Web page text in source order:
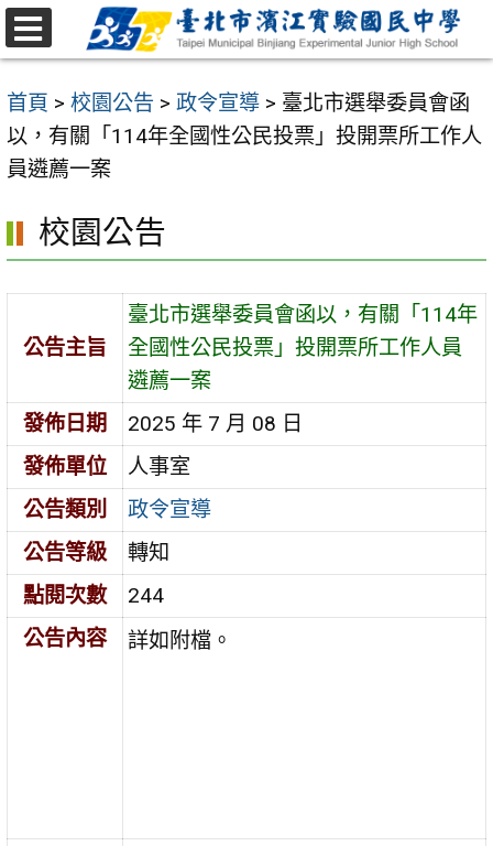
跳
至
要
內
容
首頁 > 校園公告 > 政令宣導 > 臺北市選舉委員會函
以，有關「114年全國性公民投票」投開票所工作人
員遴薦一案
校園公告
公告主旨
臺北市選舉委員會函以，有關「114年
全國性公民投票」投開票所工作人員
遴薦一案
發佈日期
2025 年 7 月 08 日
發佈單位
人事室
公告類別
政令宣導
公告等級
轉知
點閱次數
244
公告內容
詳如附檔。
選
單